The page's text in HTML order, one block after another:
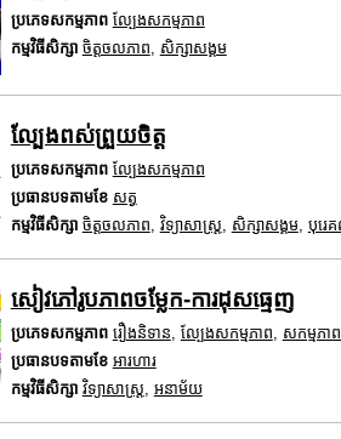
ប្រភេទសកម្មភាព ល្បែងសកម្មភាព
កម្មវិធីសិក្សា ចិត្តចលភាព សិក្សាសង្គម
ល្បែងពស់ព្រួយចិត្ត
ប្រភេទសកម្មភាព ល្បែងសកម្មភាព
ប្រធានបទតាមខែ សត្វ
កម្មវិធីសិក្សា ចិត្តចលភាព វិទ្យាសាស្រ្ត សិក្សាសង្គម, បុរេ
សៀវភៅរូបភាពចម្លែក-ការដុសធ្មេញ
ប្រភេទសកម្មភាព រឿងនិទាន ល្បែងសកម្មភាព
សកម្មភា
ប្រធានបទតាមខែ អារហារ
កម្មវិធីសិក្សា វិទ្យាសាស្រ្ត អនាម័យ